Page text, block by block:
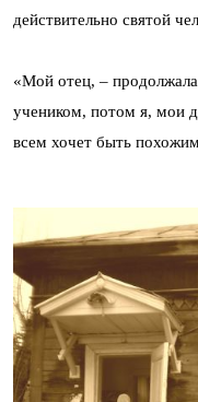
действительно святой
«Мой отец, –
учеником, потом я, мои
всем хочет быть